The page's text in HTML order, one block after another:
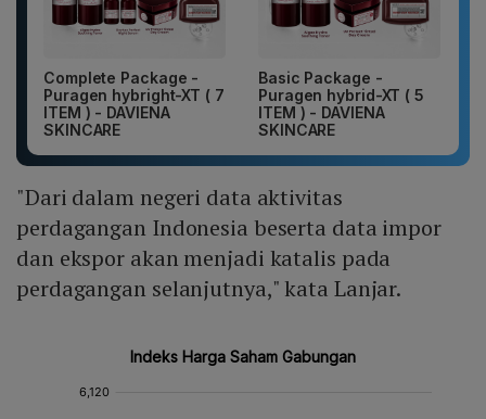
Complete Package -
Puragen hybright-XT ( 7
ITEM ) - DAVIENA
SKINCARE
Basic Package -
Puragen hybrid-XT ( 5
ITEM ) - DAVIENA
SKINCARE
"Dari dalam negeri data aktivitas
perdagangan Indonesia beserta data impor
dan ekspor akan menjadi katalis pada
perdagangan selanjutnya," kata Lanjar.